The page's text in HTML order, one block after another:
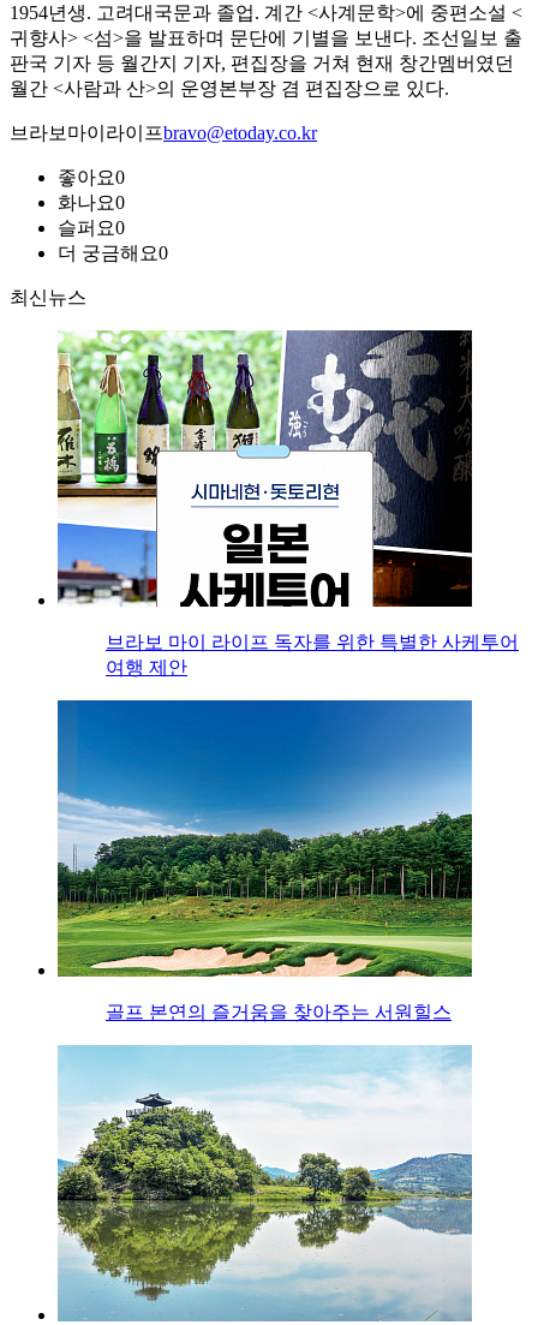
1954년생. 고려대국문과 졸업. 계간 <사계문학>에 중편소설 <
귀향사> <섬>을 발표하며 문단에 기별을 보낸다. 조선일보 출
판국 기자 등 월간지 기자, 편집장을 거쳐 현재 창간멤버였던
월간 <사람과 산>의 운영본부장 겸 편집장으로 있다.
브라보마이라이프bravo@etoday.co.kr
좋아요0
화나요0
슬퍼요0
더 궁금해요0
최신뉴스
브라보 마이 라이프 독자를 위한 특별한 사케투어
여행 제안
골프 본연의 즐거움을 찾아주는 서원힐스